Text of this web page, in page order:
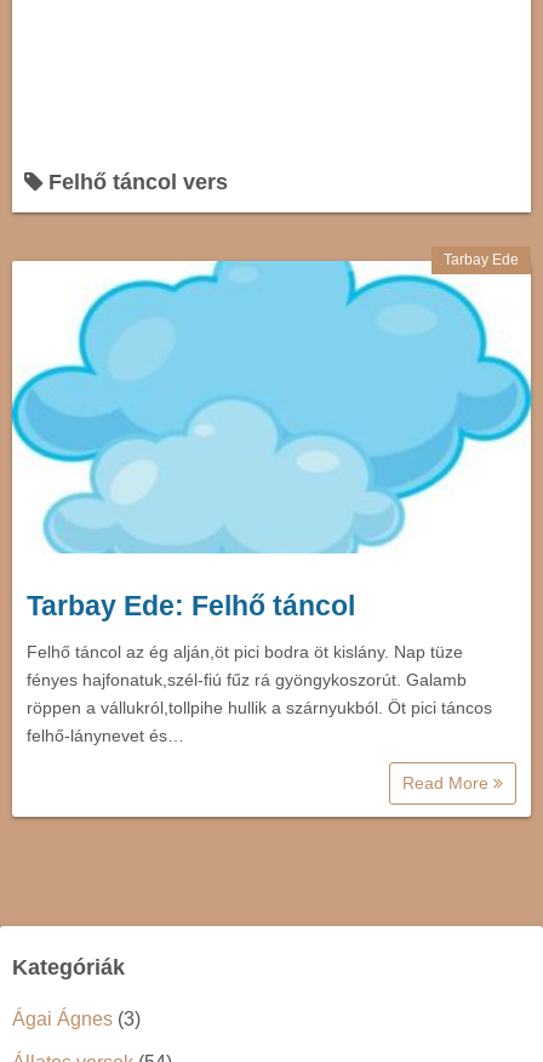
Felhő táncol vers
Tarbay Ede
Tarbay Ede: Felhő táncol
Felhő táncol az ég alján,öt pici bodra öt kislány. Nap tüze
fényes hajfonatuk,szél-fiú fűz rá gyöngykoszorút. Galamb
röppen a vállukról,tollpihe hullik a szárnyukból. Öt pici táncos
felhő-lánynevet és…
Read More
Kategóriák
Ágai Ágnes (3)